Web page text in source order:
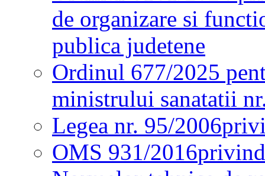
de organizare si
publica judetene
Ordinul 677/2025
ministrului sanatatii
Legea nr. 95/2006
OMS 931/2016